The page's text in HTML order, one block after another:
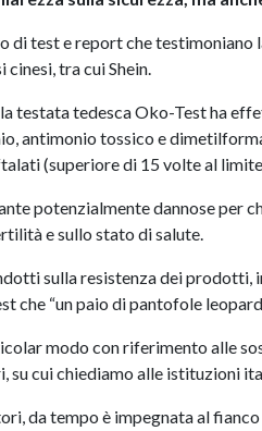
di test e report che
cinesi, tra cui Shein.
testata tedesca Oko-Test ha
antimonio tossico e
(superiore di 15 volte al
potenzialmente dannose per
e sullo stato di salute.
sulla resistenza dei prodotti,
che “un paio di pantofole
modo con riferimento alle
su cui chiediamo alle istituzioni
da tempo è impegnata al